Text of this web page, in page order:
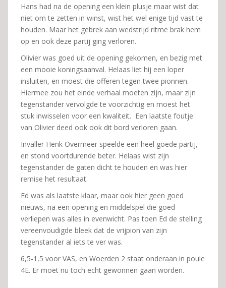
Hans had na de opening een klein plusje maar wist dat
niet om te zetten in winst, wist het wel enige tijd vast te
houden. Maar het gebrek aan wedstrijd ritme brak hem
op en ook deze partij ging verloren.
Olivier was goed uit de opening gekomen, en bezig met
een mooie koningsaanval. Helaas liet hij een loper
insluiten, en moest die offeren tegen twee pionnen.
Hiermee zou het einde verhaal moeten zijn, maar zijn
tegenstander vervolgde te voorzichtig en moest het
stuk inwisselen voor een kwaliteit. Een laatste foutje
van Olivier deed ook ook dit bord verloren gaan.
Invaller Henk Overmeer speelde een heel goede partij,
en stond voortdurende beter. Helaas wist zijn
tegenstander de gaten dicht te houden en was hier
remise het resultaat.
Ed was als laatste klaar, maar ook hier geen goed
nieuws, na een opening en middelspel die goed
verliepen was alles in evenwicht. Pas toen Ed de stelling
vereenvoudigde bleek dat de vrijpion van zijn
tegenstander al iets te ver was.
6,5-1,5 voor VAS, en Woerden 2 staat onderaan in poule
4E. Er moet nu toch echt gewonnen gaan worden.